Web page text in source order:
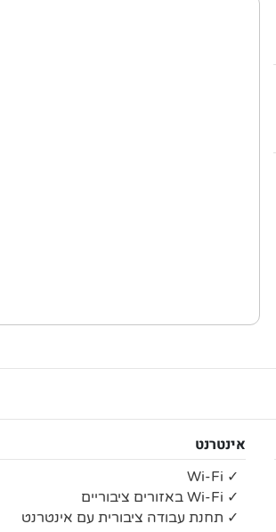
אינטרנט
✓ Wi-Fi
✓ Wi-Fi באזורים ציבוריים
✓ תחנת עבודה ציבורית עם אינטרנט